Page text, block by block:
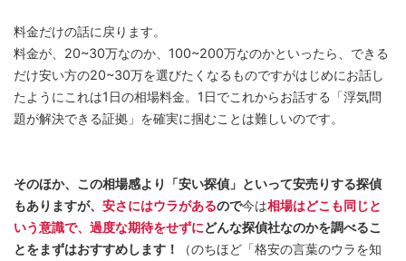
料金だけの話に戻ります。
料金が、20~30万なのか、100~200万なのかといったら、できる
だけ安い方の20~30万を選びたくなるものですがはじめにお話し
たようにこれは1日の相場料金。1日でこれからお話する「浮気問
題が解決できる証拠」を確実に掴むことは難しいのです。
そのほか、この相場感より「安い探偵」といって安売りする探偵
もありますが、 安さにはウラがあるので今は相場はどこも同じと
いう意識で、過度な期待をせずにどんな探偵社なのかを調べるこ
とをまずはおすすめします！
（のちほど「格安の言葉のウラを知